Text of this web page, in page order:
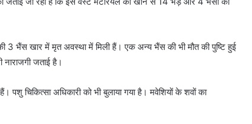
3 भैंस खार में मृत अवस्था में मिली हैं। एक अन्य भैंस की भी मौत की पुष्टि हुई
जताई है।
पशु चिकित्सा अधिकारी को भी बुलाया गया है। मवेशियों के शवों का